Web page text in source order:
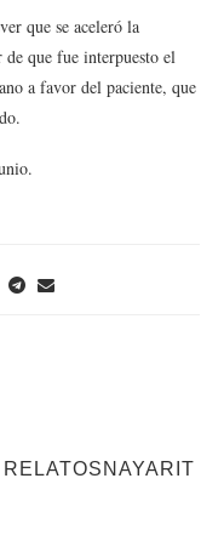
que se aceleró la
que fue interpuesto el
a favor del paciente, que